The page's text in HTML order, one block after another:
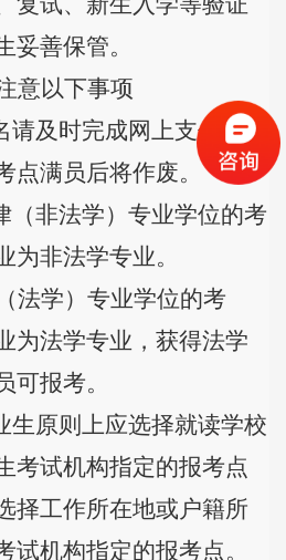
妥善保管。
意以下事项
请及时完成网上支付，未
点满员后将作废。
（非法学）专业学位的考
为非法学专业。
法学）专业学位的考
为法学专业，获得法学
可报考。
生原则上应选择就读学校
考试机构指定的报考点
择工作所在地或户籍所
试机构指定的报考点。